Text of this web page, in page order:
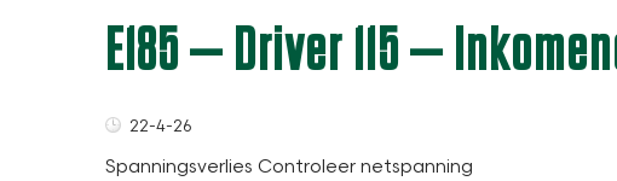
Smart Control Warmtepomp
E185 – Driver 115 –
22-4-26
Spanningsverlies Controleer netspanning